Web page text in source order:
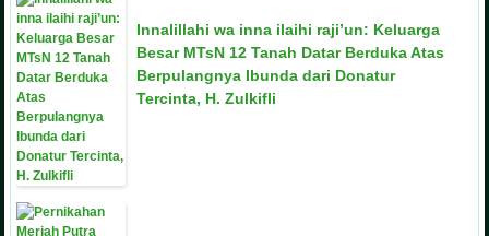
Innalillahi wa inna ilaihi raji’un: Keluarga
Besar MTsN 12 Tanah Datar Berduka Atas
Berpulangnya Ibunda dari Donatur
Tercinta, H. Zulkifli